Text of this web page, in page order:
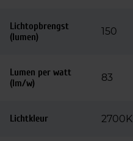
Lichtopbrengst
(lumen)
150
Lumen per watt
(lm/w)
83
Lichtkleur 2700K